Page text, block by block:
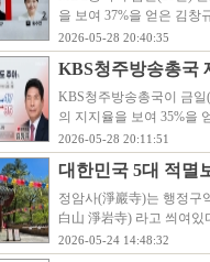
을 보여 37%을 얻은 김
2026-05-28 20:40:35
KBS청주방송총국
KBS청주방송총국이 금
의 지지율을 보여 35%을
2026-05-28 20:11:51
대한민국 5대 적멸
정암사(淨巖寺)는 행정구
白山 淨岩寺) 라고 씌여
2026-05-24 14:48:32